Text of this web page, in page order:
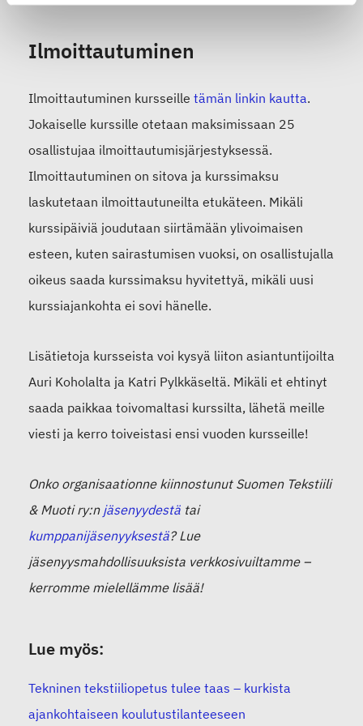
Ilmoittautuminen
Ilmoittautuminen kursseille tämän linkin kautta.
Jokaiselle kurssille otetaan maksimissaan 25
osallistujaa ilmoittautumisjärjestyksessä.
Ilmoittautuminen on sitova ja kurssimaksu
laskutetaan ilmoittautuneilta etukäteen. Mikäli
kurssipäiviä joudutaan siirtämään ylivoimaisen
esteen, kuten sairastumisen vuoksi, on osallistujalla
oikeus saada kurssimaksu hyvitettyä, mikäli uusi
kurssiajankohta ei sovi hänelle.
Lisätietoja kursseista voi kysyä liiton asiantuntijoilta
Auri Koholalta ja Katri Pylkkäseltä. Mikäli et ehtinyt
saada paikkaa toivomaltasi kurssilta, lähetä meille
viesti ja kerro toiveistasi ensi vuoden kursseille!
Onko organisaationne kiinnostunut Suomen Tekstiili
& Muoti ry:n jäsenyydestä tai
kumppanijäsenyyksestä? Lue
jäsenyysmahdollisuuksista verkkosivuiltamme –
kerromme mielellämme lisää!
Lue myös:
Tekninen tekstiiliopetus tulee taas – kurkista
ajankohtaiseen koulutustilanteeseen